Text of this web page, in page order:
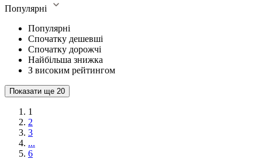
Популярні
Популярні
Спочатку дешевші
Спочатку дорожчі
Найбільша знижка
З високим рейтингом
Показати ще 20
1
2
3
...
6